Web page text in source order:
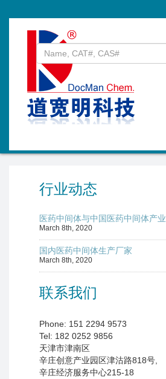
行业动态
医药中间体与中国医药中间体产
March 8th, 2020
国内医药中间体生产厂家
March 8th, 2020
联系我们
Phone: 151 2294 9573
Tel: 182 0252 9856
天津市津南区
辛庄创意产业园区津沽路818号,
辛庄经济服务中心215-18